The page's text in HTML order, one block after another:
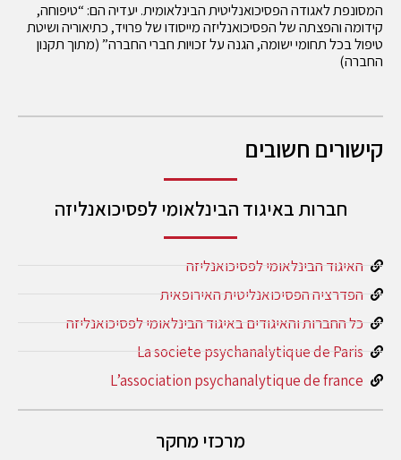
המסונפת לאגודה הפסיכואנליטית הבינלאומית. יעדיה הם: “טיפוחה,
קידומה והפצתה של הפסיכואנליזה מייסודו של פרויד, כתיאוריה ושיטת
טיפול בכל תחומי ישומה, הגנה על זכויות חברי החברה” (מתוך תקנון
החברה)
קישורים חשובים
חברות באיגוד הבינלאומי לפסיכואנליזה
האיגוד הבינלאומי לפסיכואנליזה
הפדרציה הפסיכואנליטית האירופאית
כל החברות והאיגודים באיגוד הבינלאומי לפסיכואנליזה
La societe psychanalytique de Paris
L’association psychanalytique de france
מרכזי מחקר